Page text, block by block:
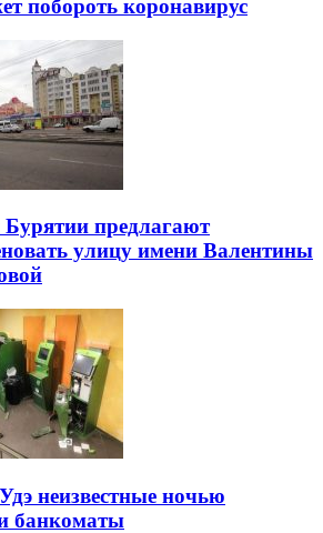
побороть коронавирус
предлагают
улицу имени Валентины
неизвестные ночью
банкоматы